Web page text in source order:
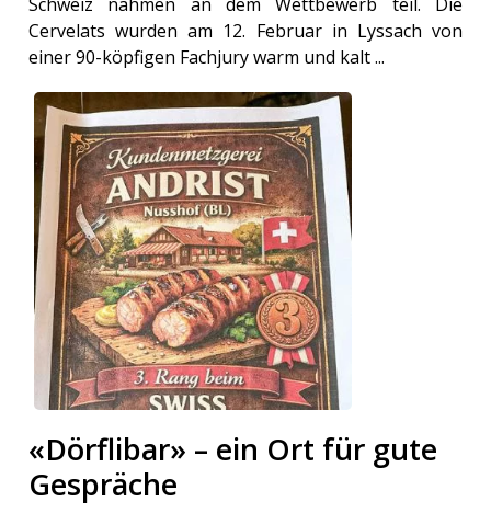
Cervelats wurden am 12. Februar in Lyssach von
einer 90-köpfigen Fachjury warm und kalt ...
«Dörflibar» – ein Ort für gute
Gespräche